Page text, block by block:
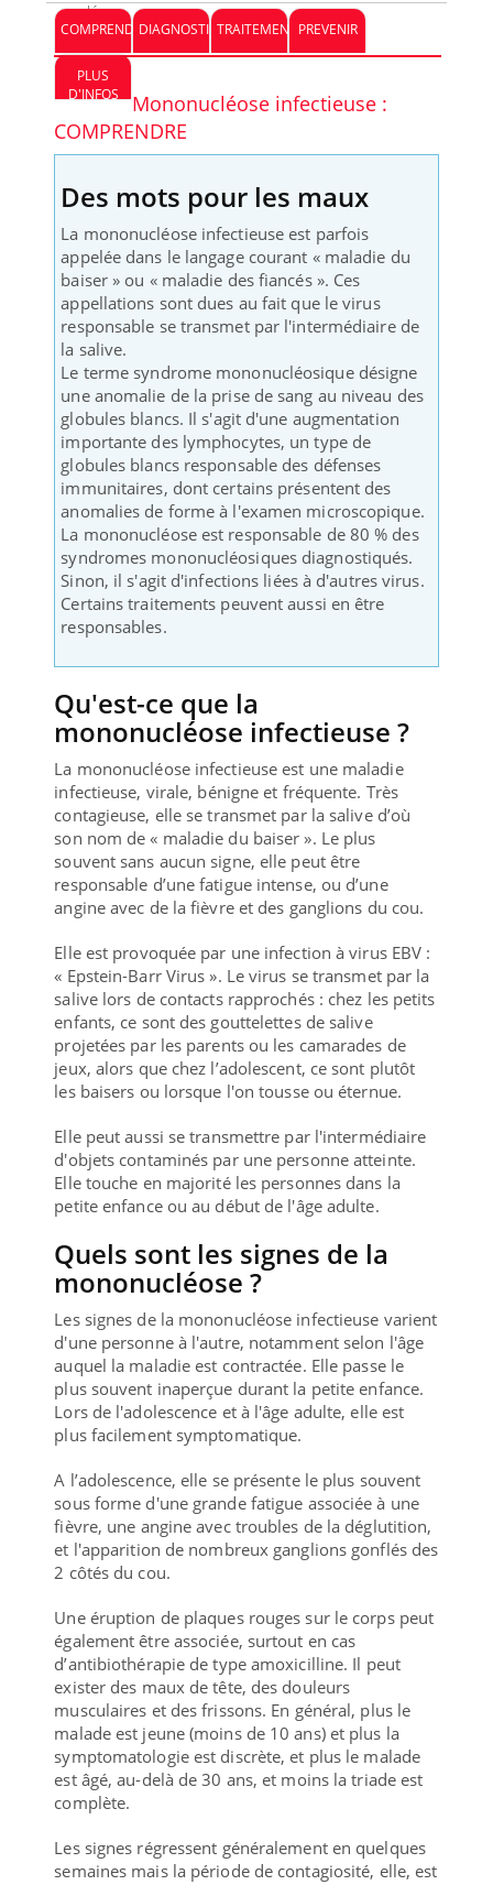
clés :
COMPRENDREDIAGNOSTICTRAITEMENT PREVENIR
PLUS
D'INFOS
Mononucléose infectieuse :
COMPRENDRE
Des mots pour les maux
La mononucléose infectieuse est parfois
appelée dans le langage courant « maladie du
baiser » ou « maladie des fiancés ». Ces
appellations sont dues au fait que le virus
responsable se transmet par l'intermédiaire de
la salive.
Le terme syndrome mononucléosique désigne
une anomalie de la prise de sang au niveau des
globules blancs. Il s'agit d'une augmentation
importante des lymphocytes, un type de
globules blancs responsable des défenses
immunitaires, dont certains présentent des
anomalies de forme à l'examen microscopique.
La mononucléose est responsable de 80 % des
syndromes mononucléosiques diagnostiqués.
Sinon, il s'agit d'infections liées à d'autres virus.
Certains traitements peuvent aussi en être
responsables.
Qu'est-ce que la
mononucléose infectieuse ?
La mononucléose infectieuse est une maladie
infectieuse, virale, bénigne et fréquente. Très
contagieuse, elle se transmet par la salive d’où
son nom de « maladie du baiser ». Le plus
souvent sans aucun signe, elle peut être
responsable d’une fatigue intense, ou d’une
angine avec de la fièvre et des ganglions du cou.
Elle est provoquée par une infection à virus EBV :
« Epstein-Barr Virus ». Le virus se transmet par la
salive lors de contacts rapprochés : chez les petits
enfants, ce sont des gouttelettes de salive
projetées par les parents ou les camarades de
jeux, alors que chez l’adolescent, ce sont plutôt
les baisers ou lorsque l'on tousse ou éternue.
Elle peut aussi se transmettre par l'intermédiaire
d'objets contaminés par une personne atteinte.
Elle touche en majorité les personnes dans la
petite enfance ou au début de l'âge adulte.
Quels sont les signes de la
mononucléose ?
Les signes de la mononucléose infectieuse varient
d'une personne à l'autre, notamment selon l'âge
auquel la maladie est contractée. Elle passe le
plus souvent inaperçue durant la petite enfance.
Lors de l'adolescence et à l'âge adulte, elle est
plus facilement symptomatique.
A l’adolescence, elle se présente le plus souvent
sous forme d'une grande fatigue associée à une
fièvre, une angine avec troubles de la déglutition,
et l'apparition de nombreux ganglions gonflés des
2 côtés du cou.
Une éruption de plaques rouges sur le corps peut
également être associée, surtout en cas
d’antibiothérapie de type amoxicilline. Il peut
exister des maux de tête, des douleurs
musculaires et des frissons. En général, plus le
malade est jeune (moins de 10 ans) et plus la
symptomatologie est discrète, et plus le malade
est âgé, au-delà de 30 ans, et moins la triade est
complète.
Les signes régressent généralement en quelques
semaines mais la période de contagiosité, elle, est